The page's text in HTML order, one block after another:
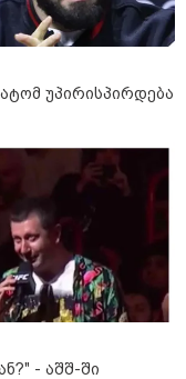
უპირისპირდება
- აშშ-ში